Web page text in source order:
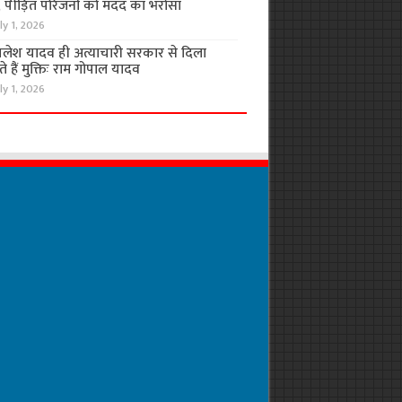
परिजनों को मदद का भरोसा
1, 2026
यादव ही अत्याचारी सरकार से दिला
मुक्तिः राम गोपाल यादव
1, 2026